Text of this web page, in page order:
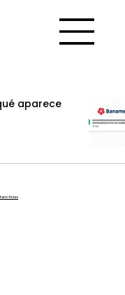
aparece